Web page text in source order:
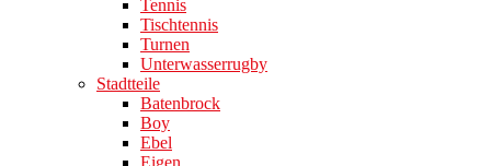
Tennis
Tischtennis
Turnen
Unterwasserrugby
Stadtteile
Batenbrock
Boy
Ebel
Eigen